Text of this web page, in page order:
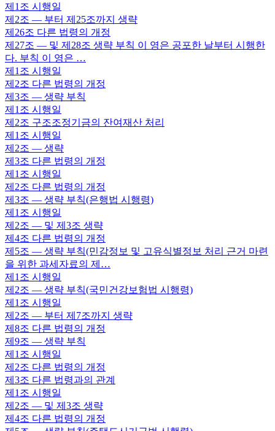
제1조 시행일
제2조 — 부터 제25조까지 생략
제26조 다른 법령의 개정
제27조 — 및 제28조 생략 부칙 이 영은 공포한 날부터 시행한
다. 부칙 이 영은 …
제1조 시행일
제2조 다른 법령의 개정
제3조 — 생략 부칙
제1조 시행일
제2조 구조조정기금의 잔여재산 처리
제1조 시행일
제2조 — 생략
제3조 다른 법령의 개정
제1조 시행일
제2조 다른 법령의 개정
제3조 — 생략 부칙(은행법 시행령)
제1조 시행일
제2조 — 및 제3조 생략
제4조 다른 법령의 개정
제5조 — 생략 부칙(민감정보 및 고유식별정보 처리 근거 마련
을 위한 과세자료의 제…
제1조 시행일
제2조 — 생략 부칙(국민건강보험법 시행령)
제1조 시행일
제2조 — 부터 제7조까지 생략
제8조 다른 법령의 개정
제9조 — 생략 부칙
제1조 시행일
제2조 다른 법령의 개정
제3조 다른 법령과의 관계
제1조 시행일
제2조 — 및 제3조 생략
제4조 다른 법령의 개정